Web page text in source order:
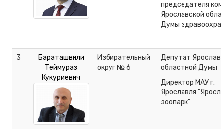
председателя
Ярославской
Думы
3
Бараташвили
Теймураз
Кукуриевич
Избирательный
округ № 6
Депутат
областной Думы
Директор МАУ г.
Ярославля
зоопарк"